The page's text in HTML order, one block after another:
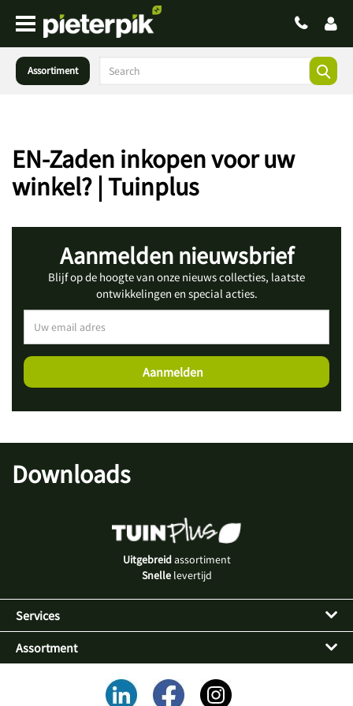
Assortiment
EN-Zaden inkopen voor uw
winkel? | Tuinplus
Aanmelden nieuwsbrief
Blijf op de hoogte van onze nieuws collecties, laatste
ontwikkelingen en special acties.
Downloads
Uitgebreidassortiment
Snellelevertijd
Services
Assortment